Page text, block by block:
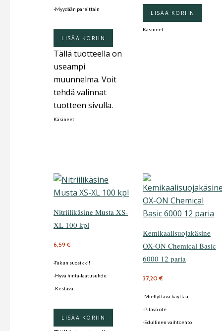
-Myydään pareittain
LISÄÄ KORIIN
Tällä tuotteella on
useampi
muunnelma. Voit
tehdä valinnat
tuotteen sivulla.
Käsineet
LISÄÄ KORIIN
Käsineet
Nitriilikäsine Musta XS-
XL 100 kpl
6,59€
-Tukun suosikki!
-Hyvä hinta-laatusuhde
-Kestävä
LISÄÄ KORIIN
Kemikaalisuojakäsine
OX-ON Chemical Basic
6000 12 paria
37,20€
-Miellyttävä käyttää
-Pitävä ote
-Edullinen vaihtoehto